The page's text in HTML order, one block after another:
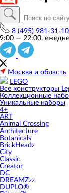
8 (495) 981-31-10
9:00 — 22:00,
Москва и область
LEGO
Все конструкторы
Коллекционные
Уникальные наборы
4+
ART
Animal Crossing
Architecture
Botanicals
BrickHeadz
City
Classic
Creator
DC
DREAMZzz
DUPLO®